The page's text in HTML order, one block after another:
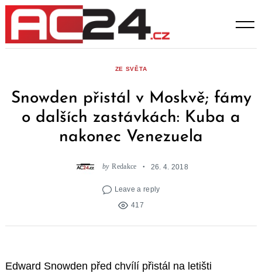
Skip
content
ZE SVĚTA
Snowden přistál v Moskvě; fámy
o dalších zastávkách: Kuba a
nakonec Venezuela
by Redakce 26. 4. 2018
Leave a reply
417
Edward Snowden před chvílí přistál na letišti